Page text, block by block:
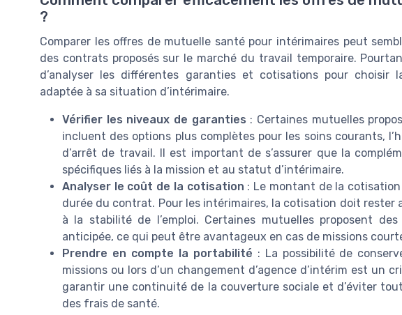
?
Comparer les offres de mutuelle santé pour intérimaires peut
des contrats proposés sur le marché du travail temporaire.
d’analyser les différentes garanties et cotisations pour choisir
adaptée à sa situation d’intérimaire.
Vérifier les niveaux de garanties : Certaines mutuelles
incluent des options plus complètes pour les soins courants,
d’arrêt de travail. Il est important de s’assurer que la
spécifiques liés à la mission et au statut d’intérimaire.
Analyser le coût de la cotisation : Le montant de la
durée du contrat. Pour les intérimaires, la cotisation doit rester
à la stabilité de l’emploi. Certaines mutuelles proposent
anticipée, ce qui peut être avantageux en cas de missions
Prendre en compte la portabilité : La possibilité de
missions ou lors d’un changement d’agence d’intérim est un
garantir une continuité de la couverture sociale et d’éviter
des frais de santé.